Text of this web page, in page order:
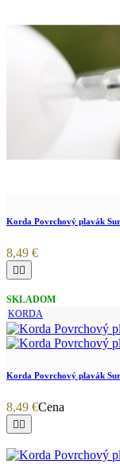
Korda Povrchový plavák
8,49 €
 
SKLADOM
KORDA
Korda Povrchový plavák
8,49 €Cena
 